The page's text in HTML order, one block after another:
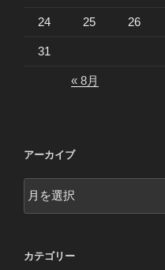
24 25 26
31
« 8月
アーカイブ
ー
ブ
カテゴリー